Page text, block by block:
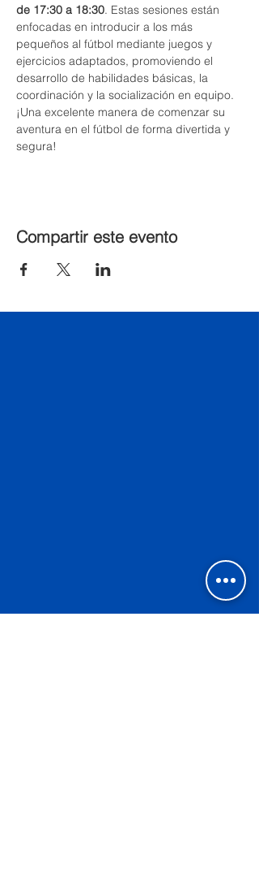
de 17:30 a 18:30. Estas sesiones están
enfocadas en introducir a los más
pequeños al fútbol mediante juegos y
ejercicios adaptados, promoviendo el
desarrollo de habilidades básicas, la
coordinación y la socialización en equipo.
¡Una excelente manera de comenzar su
aventura en el fútbol de forma divertida y
segura!
Compartir este evento